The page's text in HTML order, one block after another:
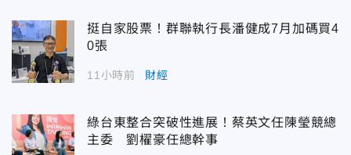
挺自家股票！群聯執行長潘健成7月加碼買4
0張
11小時前 財經
綠台東整合突破性進展！蔡英文任陳瑩競總
主委 劉櫂豪任總幹事